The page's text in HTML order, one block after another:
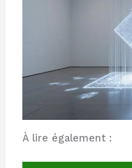
À lire également :